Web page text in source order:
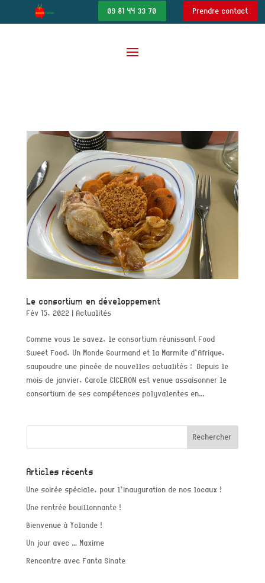
09 81 44 33 70 Prendre contact
Le consortium en développement
Fév 15, 2022 | Actualités
Comme vous le savez, le consortium réunissant Food
Sweet Food, Un Monde Gourmand et la Marmite d’Afrique,
saupoudre une pincée de nouvelles actualités : Depuis le
mois de janvier, Carole CICERON est venue assaisonner le
consortium de ses compétences polyvalentes en...
Articles récents
Une soirée spéciale, pour l’inauguration de nos locaux !
Une rentrée bouillonnante !
Bienvenue à Yolande !
Un jour avec … Maxime
Rencontre avec Fanta Sinate